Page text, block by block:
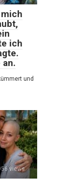
ich
an.
und
views